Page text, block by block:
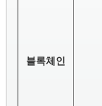
블록체인